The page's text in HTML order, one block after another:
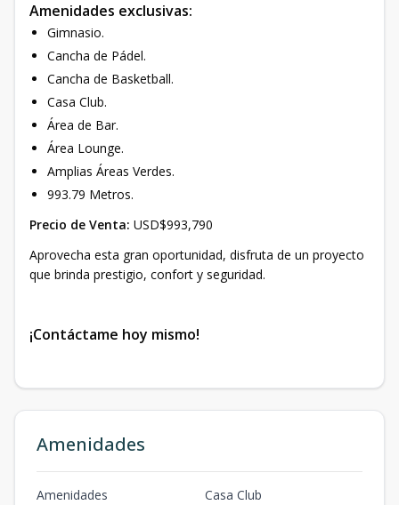
Amenidades exclusivas:
Gimnasio.
Cancha de Pádel.
Cancha de Basketball.
Casa Club.
Área de Bar.
Área Lounge.
Amplias Áreas Verdes.
993.79 Metros.
Precio de Venta: USD$993,790
Aprovecha esta gran oportunidad, disfruta de un proyecto
que brinda prestigio, confort y seguridad.
¡Contáctame hoy mismo!
Amenidades
Amenidades
Casa Club